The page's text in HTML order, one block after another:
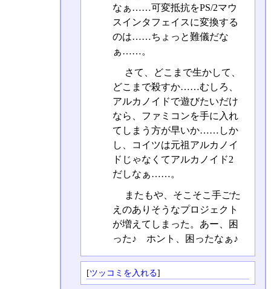
なぁ……可変抵抗をPS/2マウ
スインタフェイスに変換する
のは……ちょっと難儀だな
ぁ……。
さて、どこまで生かして、
どこまで殺すか……むしろ、
アルカノイドで遊びたいだけ
なら、ファミコンを手に入れ
てしまう方が早いか……しか
し、コイツは元祖アルカノイ
ドじゃなくてアルカノイド2
だしなぁ……。
またもや、そこそこ手ごた
えのありそうなプロジェクト
が増えてしまった。あー、困
った♪ ホント、困ったなぁ♪
[ツッコミを入れる]